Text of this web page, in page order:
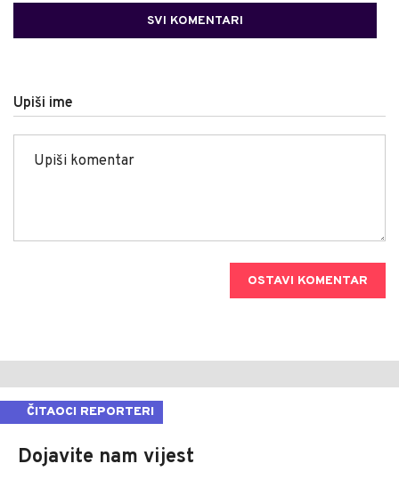
SVI KOMENTARI
Upiši ime
OSTAVI KOMENTAR
ČITAOCI REPORTERI
Dojavite nam vijest